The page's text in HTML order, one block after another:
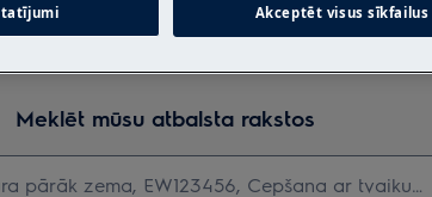
Meklēt mūsu atbalsta rakstos
Akceptēt visus sīkfailus